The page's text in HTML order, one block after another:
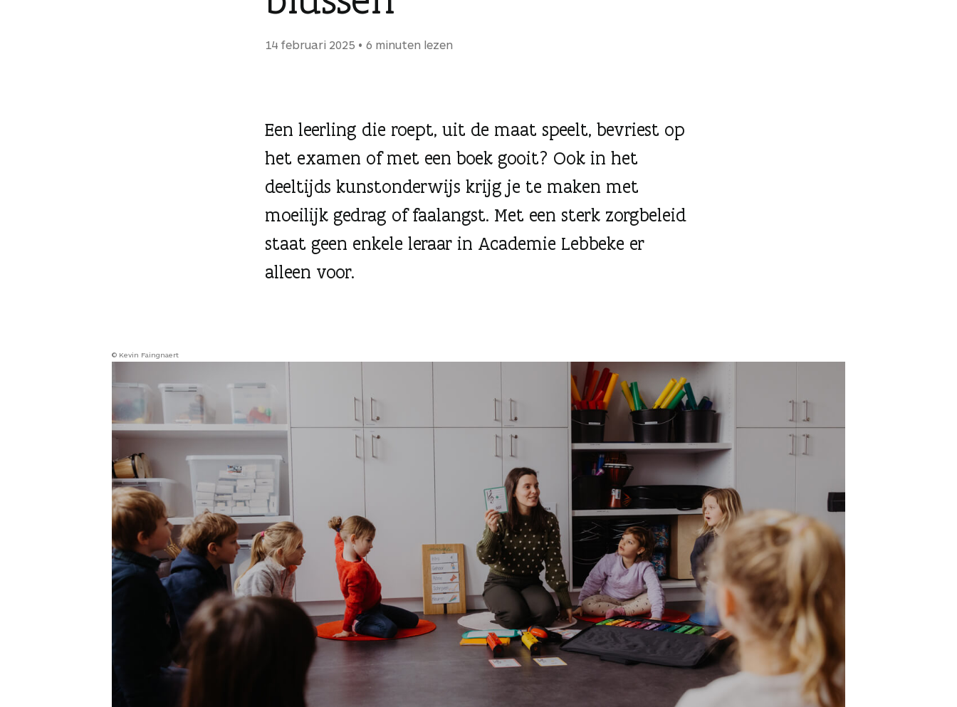
14 februari 2025 6 minuten lezen
Een leerling die roept, uit de maat speelt, bevriest op
het examen of met een boek gooit? Ook in het
deeltijds kunstonderwijs krijg je te maken met
moeilijk gedrag of faalangst. Met een sterk zorgbeleid
staat geen enkele leraar in Academie Lebbeke er
alleen voor.
© Kevin Faingnaert